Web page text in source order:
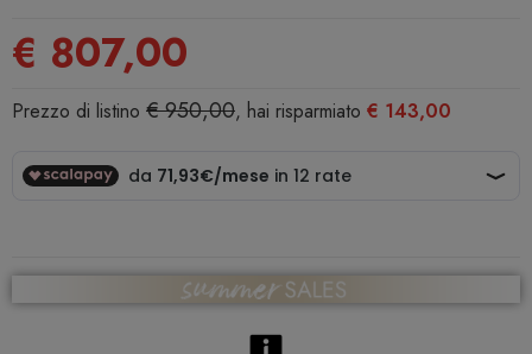
€ 807,00
Prezzo di listino € 950,00, hai risparmiato € 143,00